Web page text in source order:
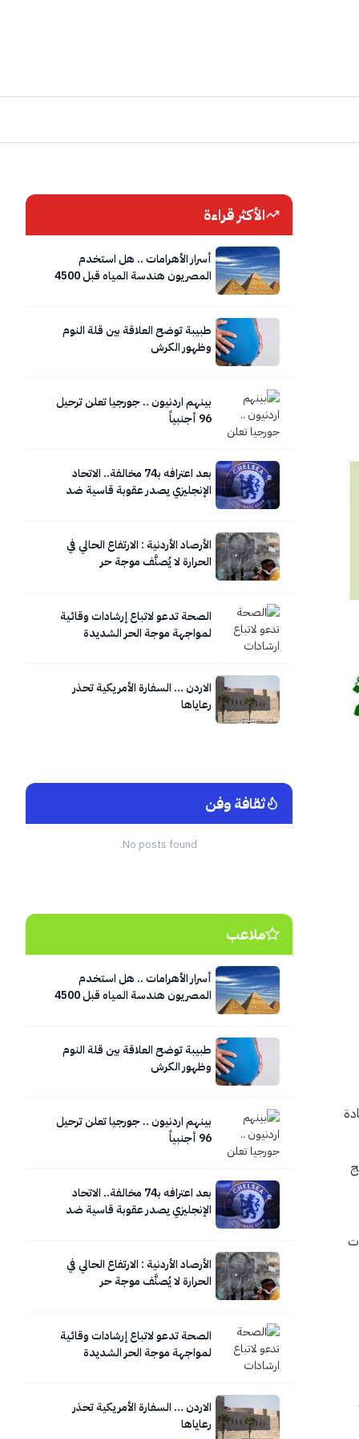
بـ27 قضية فقط عام 2024، في زيادة
الأكثر قراءة
أسرار الأهرامات .. هل استخدم
المصريون هندسة المياه قبل 4500
طبيبة توضح العلاقة بين قلة النوم
وظهور الكرش
بينهم اردنيون .. جورجيا تعلن ترحيل
96 أجنبياً
بعد اعترافه بـ74 مخالفة.. الاتحاد
الإنجليزي يصدر عقوبة قاسية ضد
الأرصاد الأردنية : الارتفاع الحالي في
الحرارة لا يُصنَّف موجة حر
الصحة تدعو لاتباع إرشادات وقائية
لمواجهة موجة الحر الشديدة
الاردن … السفارة الأمريكية تحذر
رعاياها
ثقافة وفن
No posts found.
ملاعب
أسرار الأهرامات .. هل استخدم
المصريون هندسة المياه قبل 4500
طبيبة توضح العلاقة بين قلة النوم
وظهور الكرش
بينهم اردنيون .. جورجيا تعلن ترحيل
96 أجنبياً
بعد اعترافه بـ74 مخالفة.. الاتحاد
الإنجليزي يصدر عقوبة قاسية ضد
الأرصاد الأردنية : الارتفاع الحالي في
الحرارة لا يُصنَّف موجة حر
الصحة تدعو لاتباع إرشادات وقائية
لمواجهة موجة الحر الشديدة
الاردن … السفارة الأمريكية تحذر
رعاياها